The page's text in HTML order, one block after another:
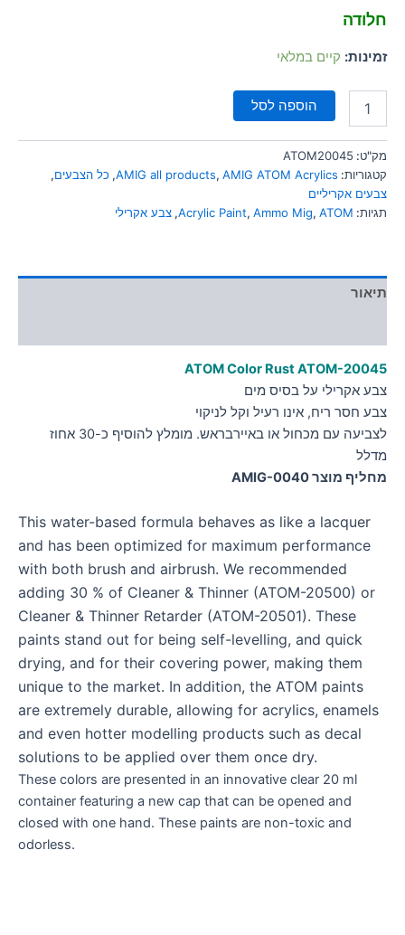
font_download
חלודה
זמינות: קיים במלאי
הוספה לסל
מק"ט: ATOM20045
קטגוריות:
AMIG all products, AMIG ATOM Acrylics
, כל הצבעים,
צבעים אקריליים
תגיות:
Acrylic Paint, Ammo Mig, ATOM
, צבע אקרילי
תיאור
ATOM Color RustATOM-20045
צבע אקרילי על בסיס מים
צבע חסר ריח, אינו רעיל וקל לניקוי
לצביעה עם מכחול או באיירבראש. מומלץ להוסיף כ-30 אחוז
מדלל
מחליף מוצר AMIG-0040
This water-based formula behaves as like a lacquer
and has been optimized for maximum performance
with both brush and airbrush. We recommended
adding 30 % of Cleaner & Thinner (ATOM-20500) or
Cleaner & Thinner Retarder (ATOM-20501). These
paints stand out for being self-levelling, and quick
drying, and for their covering power, making them
unique to the market. In addition, the ATOM paints
are extremely durable, allowing for acrylics, enamels
and even hotter modelling products such as decal
solutions to be applied over them once dry.
These colors are presented in an innovative clear 20 ml
container featuring a new cap that can be opened and
closed with one hand. These paints are non-toxic and
odorless.